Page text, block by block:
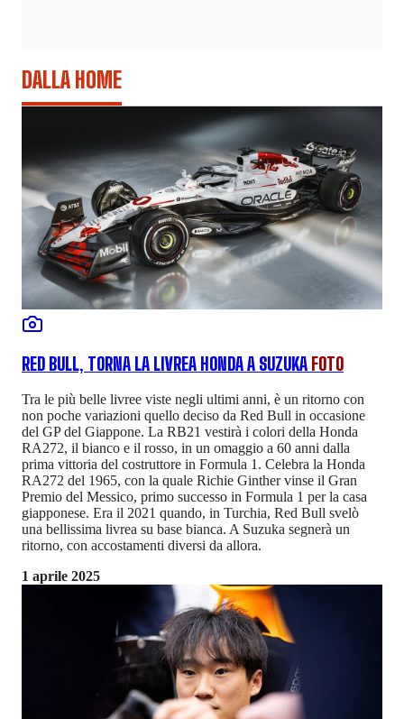
DALLA HOME
RED BULL, TORNA LA LIVREA HONDA A SUZUKA FOTO
Tra le più belle livree viste negli ultimi anni, è un ritorno con
non poche variazioni quello deciso da Red Bull in occasione
del GP del Giappone. La RB21 vestirà i colori della Honda
RA272, il bianco e il rosso, in un omaggio a 60 anni dalla
prima vittoria del costruttore in Formula 1. Celebra la Honda
RA272 del 1965, con la quale Richie Ginther vinse il Gran
Premio del Messico, primo successo in Formula 1 per la casa
giapponese. Era il 2021 quando, in Turchia, Red Bull svelò
una bellissima livrea su base bianca. A Suzuka segnerà un
ritorno, con accostamenti diversi da allora.
1 aprile 2025